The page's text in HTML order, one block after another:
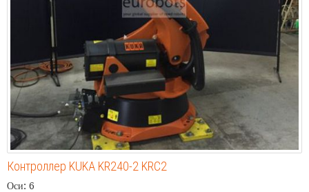
Контроллер KUKA KR240-2 KRC2
Оси: 6